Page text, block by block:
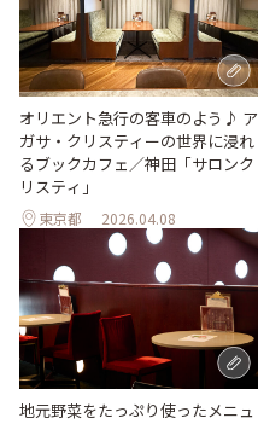
オリエント急行の客車のよう♪ ア
ガサ・クリスティーの世界に浸れ
るブックカフェ／神田「サロンク
リスティ」
東京都 2026.04.08
地元野菜をたっぷり使ったメニュ